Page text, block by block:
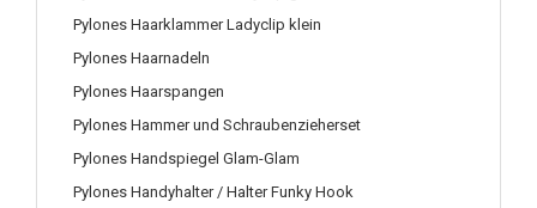
Pylones Haarklammer Ladyclip klein
Pylones Haarnadeln
Pylones Haarspangen
Pylones Hammer und Schraubenzieherset
Pylones Handspiegel Glam-Glam
Pylones Handyhalter / Halter Funky Hook